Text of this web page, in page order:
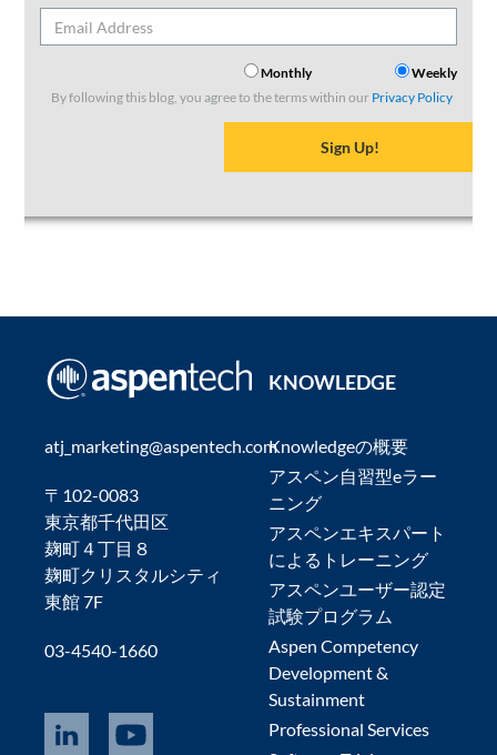
Subscribe to this author
Weekly
Monthly
By following this blog, you agree to the terms within our Privacy Policy
atj_marketing@aspentech.com
〒102-0083
東京都千代田区
麹町４丁目８
麹町クリスタルシティ
東館 7F
03-4540-1660
KNOWLEDGE
Knowledgeの概要
アスペン自習型eラー
ニング
アスペンエキスパート
によるトレーニング
アスペンユーザー認定
試験プログラム
Aspen Competency
Development &
Sustainment
Professional Services